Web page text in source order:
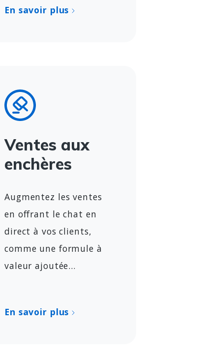
En savoir plus
Ventes aux
enchères
Augmentez les ventes
en offrant le chat en
direct à vos clients,
comme une formule à
valeur ajoutée...
En savoir plus